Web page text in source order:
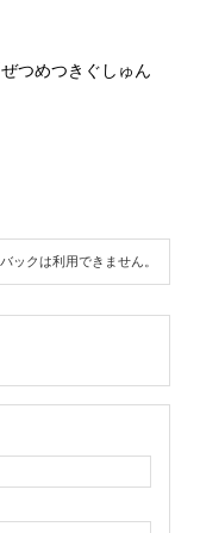
つめつきぐしゅん
ックは利用できません。